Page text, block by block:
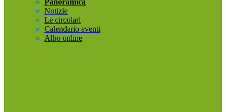
Panoramica
Notizie
Le circolari
Calendario eventi
Albo online